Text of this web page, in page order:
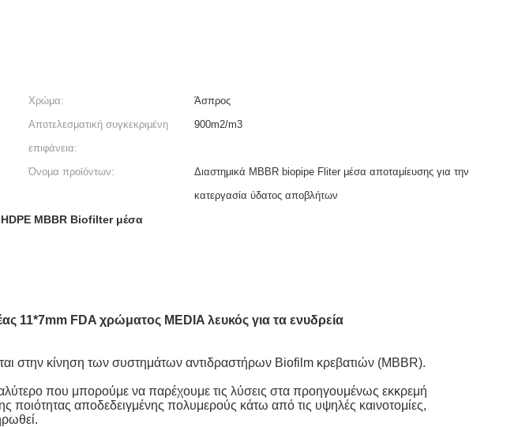
Χρώμα:
Άσπρος
Αποτελεσματική συγκεκριμένη
επιφάνεια:
900m2/m3
Όνομα προϊόντων:
Διαστημικά MBBR biopipe Fliter μέσα αποταμίευσης για την
κατεργασία ύδατος αποβλήτων
HDPE MBBR Biofilter μέσα
11*7mm FDA χρώματος MEDIA λευκός για τα ενυδρεία
στην κίνηση των συστημάτων αντιδραστήρων Biofilm κρεβατιών (MBBR).
που μπορούμε να παρέχουμε τις λύσεις στα προηγουμένως εκκρεμή
αποδεδειγμένης πολυμερούς κάτω από τις υψηλές καινοτομίες,